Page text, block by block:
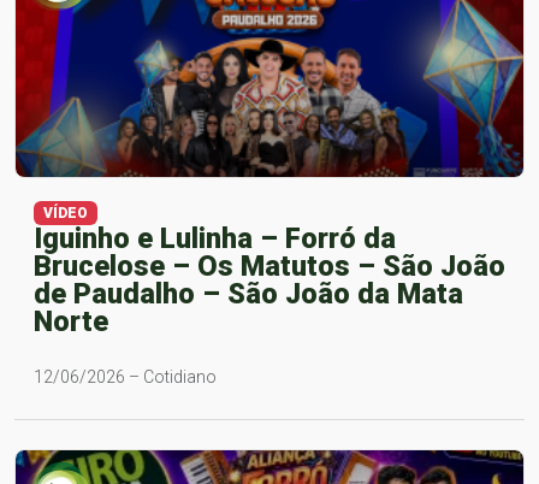
VÍDEO
Iguinho e Lulinha – Forró da
Brucelose – Os Matutos – São João
de Paudalho – São João da Mata
Norte
12/06/2026 – Cotidiano